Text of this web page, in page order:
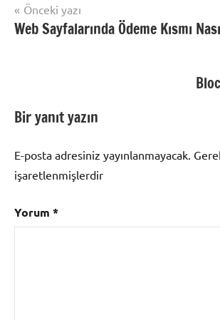
Yazı
gezinmesi
Önceki yazı
Web Sayfalarında Ödeme Kısmı
Bir yanıt yazın
E-posta adresiniz yayınlanmayacak.
işaretlenmişlerdir
Yorum *